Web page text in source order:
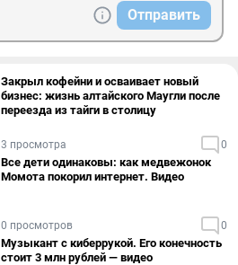
Отправить
Закрыл кофейни и осваивает новый
бизнес: жизнь алтайского Маугли после
переезда из тайги в столицу
3 просмотра 0
Все дети одинаковы: как медвежонок
Момота покорил интернет. Видео
0 просмотров 0
Музыкант с киберрукой. Его конечность
стоит 3 млн рублей — видео